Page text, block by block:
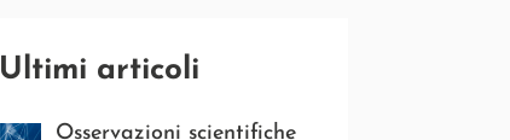
Ultimi articoli
Osservazioni scientifiche